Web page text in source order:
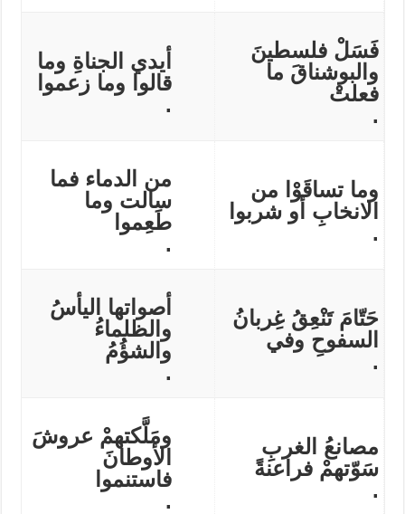
فَسَلْ فلسطينَ
والبوشناقَ ما
فعلتْ
.
أيدي الجناةِ وما
قالوا وما زعموا
.
وما تساقَوْا من
الانخابِ أو شربوا
.
من الدماء فما
سالت وما
طَعِموا
.
حَتّامَ تَنْعِقُ غِربانُ
السفوحِ وفي
.
أصواتها اليأسُ
والظلماءُ
والشؤُمُ
.
مصانعُ الغربِ
سَوّتهمْ فراعنةً
.
ومَلَّكتهمْ عروشَ
الأوطانَ
فاستنموا
.